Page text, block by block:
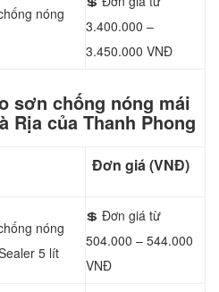
nóng
3.400.000 –
3.450.000 VNĐ
sơn chống nóng mái
Rịa của Thanh Phong
Đơn giá (VNĐ)
nóng
5 lít
💲 Đơn giá từ
504.000 – 544.000
VNĐ